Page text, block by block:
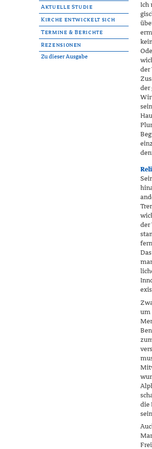
Aktuelle Studie
Kirche entwickelt sich
Termine & Berichte
Rezensionen
Zu dieser Ausgabe
Ich
der
der
der
um
die